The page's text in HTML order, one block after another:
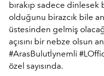
bırakıp sadece dinlesek
olduğunu birazcık bile
üstesinden gelmiş
açısını bir nebze olsun
#ArasBulutİynemli
özel sayısında.